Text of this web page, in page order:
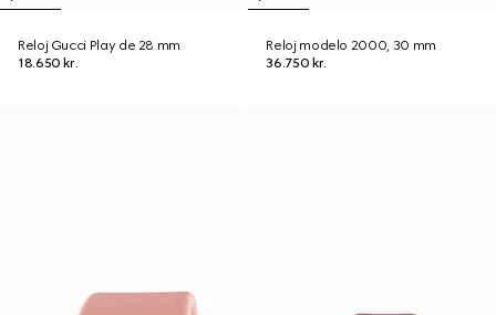
Reloj Gucci Play de 28 mm
18.650 kr.
Reloj modelo 2000, 30 mm
36.750 kr.